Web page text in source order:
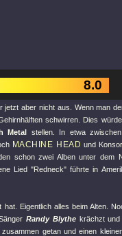
8.0
jetzt aber nicht aus. Wenn man
schwirren. Dies
Metal stellen. In etwa zwischen
MACHINE HEAD und
schon zwei Alben unter dem
Lied"Redneck" führte in
hat. Eigentlich alles beim Alten.
Randy Blythekrächzt und
getan und einen